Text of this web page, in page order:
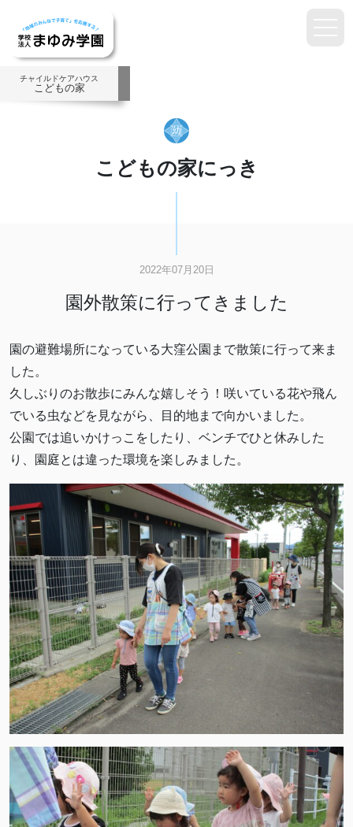
チャイルドケアハウス
こどもの家
こどもの家にっき
2022年07月20日
園外散策に行ってきました
園の避難場所になっている大窪公園まで散策に行って来ま
した。
久しぶりのお散歩にみんな嬉しそう！咲いている花や飛ん
でいる虫などを見ながら、目的地まで向かいました。
公園では追いかけっこをしたり、ベンチでひと休みした
り、園庭とは違った環境を楽しみました。